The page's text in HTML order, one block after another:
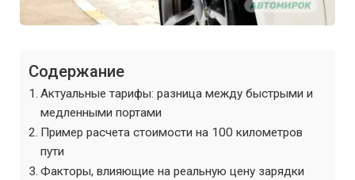
Содержание
Актуальные тарифы: разница между быстрыми и
медленными портами
Пример расчета стоимости на 100 километров
пути
Факторы, влияющие на реальную цену зарядки